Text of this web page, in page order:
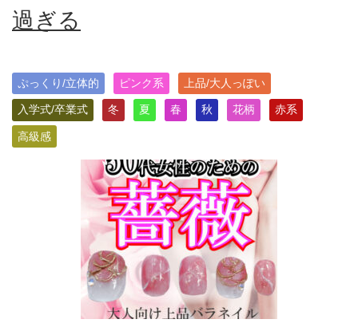
過ぎる
ぷっくり/立体的 ピンク系 上品/大人っぽい
入学式/卒業式 冬 夏 春 秋 花柄 赤系
高級感